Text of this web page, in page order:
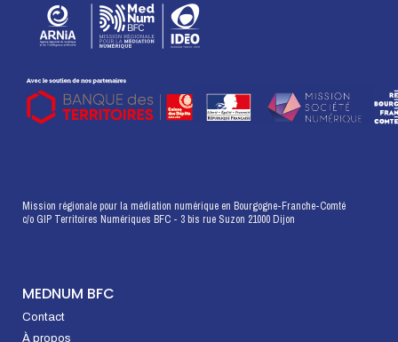
Mission régionale pour la médiation numérique en Bourgogne-Franche-Comté
c/o GIP Territoires Numériques BFC - 3 bis rue Suzon 21000 Dijon
MEDNUM BFC
Contact
À propos